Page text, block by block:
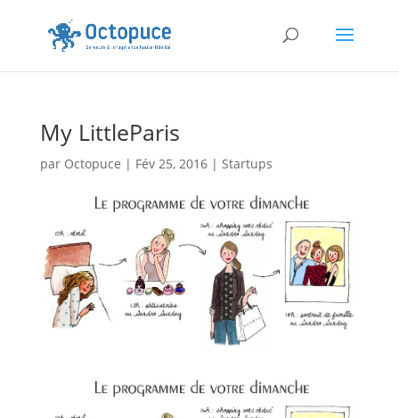
My LittleParis
par Octopuce | Fév 25, 2016| Startups